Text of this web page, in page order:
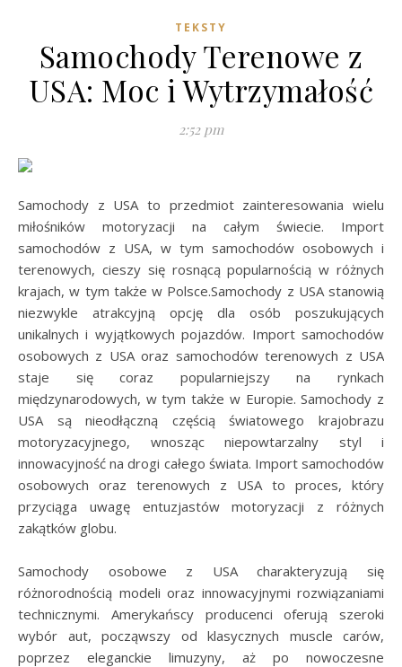
TEKSTY
Samochody Terenowe z
USA: Moc i Wytrzymałość
2:52 pm
Samochody z USA to przedmiot zainteresowania wielu
miłośników motoryzacji na całym świecie. Import
samochodów z USA, w tym samochodów osobowych i
terenowych, cieszy się rosnącą popularnością w różnych
krajach, w tym także w Polsce.Samochody z USA stanowią
niezwykle atrakcyjną opcję dla osób poszukujących
unikalnych i wyjątkowych pojazdów. Import samochodów
osobowych z USA oraz samochodów terenowych z USA
staje się coraz popularniejszy na rynkach
międzynarodowych, w tym także w Europie. Samochody z
USA są nieodłączną częścią światowego krajobrazu
motoryzacyjnego, wnosząc niepowtarzalny styl i
innowacyjność na drogi całego świata. Import samochodów
osobowych oraz terenowych z USA to proces, który
przyciąga uwagę entuzjastów motoryzacji z różnych
zakątków globu.
Samochody osobowe z USA charakteryzują się
różnorodnością modeli oraz innowacyjnymi rozwiązaniami
technicznymi. Amerykańscy producenci oferują szeroki
wybór aut, począwszy od klasycznych muscle carów,
poprzez eleganckie limuzyny, aż po nowoczesne